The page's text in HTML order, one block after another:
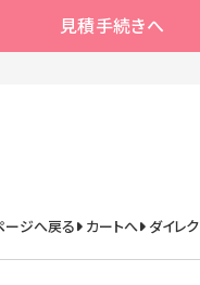
見積手続きへ
ージへ戻る カートへ ダイレ